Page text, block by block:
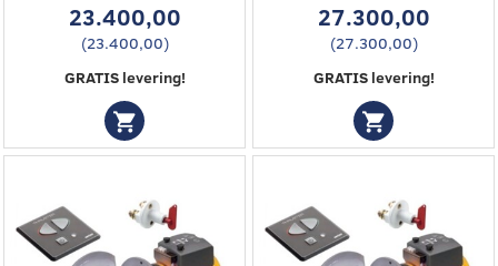
23.400,00
(23.400,00)
GRATIS levering!
27.300,00
(27.300,00)
GRATIS levering!